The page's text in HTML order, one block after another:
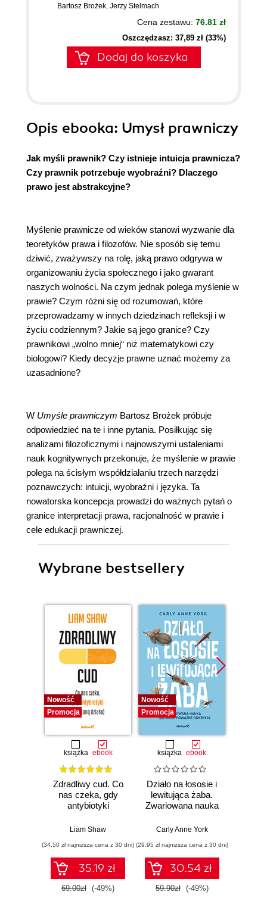
Bartosz Brożek, Jerzy Stelmach
Cena zestawu: 76.81 zł
Oszczędzasz: 37,89 zł (33%)
Dodaj do koszyka
Opis ebooka: Umysł prawniczy
Jak myśli prawnik? Czy istnieje intuicja prawnicza?
Czy prawnik potrzebuje wyobraźni? Dlaczego
prawo jest abstrakcyjne?
Myślenie prawnicze od wieków stanowi wyzwanie dla
teoretyków prawa i filozofów. Nie sposób się temu
dziwić, zważywszy na rolę, jaką prawo odgrywa w
organizowaniu życia społecznego i jako gwarant
naszych wolności. Na czym jednak polega myślenie w
prawie? Czym różni się od rozumowań, które
przeprowadzamy w innych dziedzinach refleksji i w
życiu codziennym? Jakie są jego granice? Czy
prawnikowi „wolno mniej“ niż matematykowi czy
biologowi? Kiedy decyzje prawne uznać możemy za
uzasadnione?
W Umyśle prawniczym Bartosz Brożek próbuje
odpowiedzieć na te i inne pytania. Posiłkując się
analizami filozoficznymi i najnowszymi ustaleniami
nauk kognitywnych przekonuje, że myślenie w prawie
polega na ścisłym współdziałaniu trzech narzędzi
poznawczych: intuicji, wyobraźni i języka. Ta
nowatorska koncepcja prowadzi do ważnych pytań o
granice interpretacji prawa, racjonalność w prawie i
cele edukacji prawniczej.
Wybrane bestsellery
Nowość
Promocja
książka ebook
Zdradliwy cud. Co
nas czeka, gdy
antybiotyki
Liam Shaw
(34,50 zł najniższa cena z 30 dni)
35.19 zł
69.00zł (-49%)
Nowość
Promocja
książka ebook
Działo na łososie i
lewitująca żaba.
Zwariowana nauka
poważne odkrycia
Carly Anne York
(29,95 zł najniższa cena z 30 dni)
30.54 zł
59.90zł (-49%)